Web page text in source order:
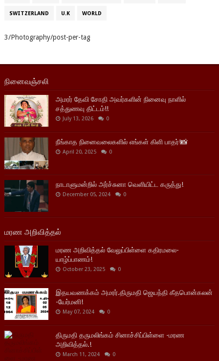
SWITZERLAND U.K WORLD
3/Photography/post-per-tag
நினைவஞ்சலி
அமரர் தேவி சோதி அவர்களின் நினைவு நாளில்
சத்துணவு திட்டம்!!
July 13, 2026 0
நீங்காத நினைவலைகளில் எங்கள் கிளி பாதர்!📸
April 20, 2025 0
நாடாளுமன்றில் அர்ச்சுனா வெளியிட்ட கருத்து!
December 05, 2024 0
மரண அறிவித்தல்
மரண அறிவித்தல் வேலுப்பிள்ளை கதிரமலை-
யாழ்ப்பாணம்!
October 23, 2025 0
இதயவணக்கம் அமரர்.திருமதி ஜெயந்தி கீதபொன்கலன்
-யேர்மனி!
May 07, 2024 0
திருமதி தருமலிங்கம் சினாச்சிப்பிள்ளை -மரண
அறிவித்தல்.!
March 11, 2024 0